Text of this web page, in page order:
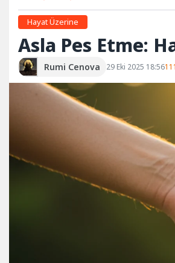
Hayat Üzerine
Asla Pes Etme:
Rumi Cenova 29 Eki 2025 18:56